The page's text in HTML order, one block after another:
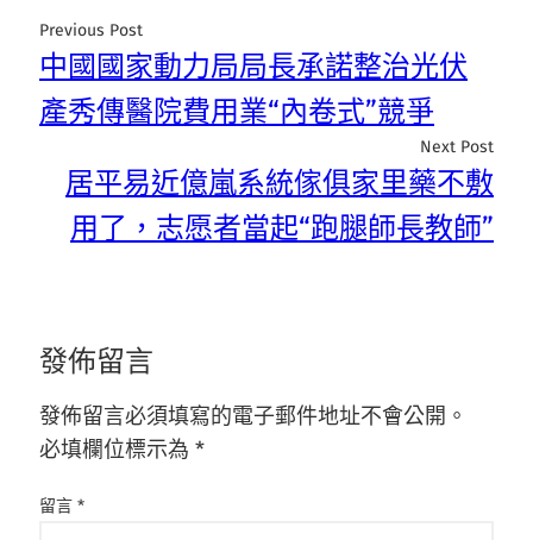
Previous Post
中國國家動力局局長承諾整治光伏
產秀傳醫院費用業“內卷式”競爭
Next Post
居平易近億嵐系統傢俱家里藥不敷
用了，志愿者當起“跑腿師長教師”
發佈留言
發佈留言必須填寫的電子郵件地址不會公開。
必填欄位標示為 *
留言 *